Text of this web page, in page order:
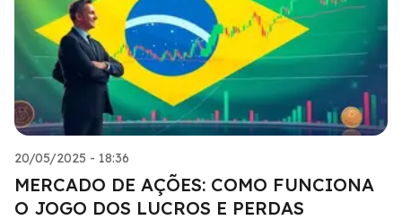
20/05/2025 - 18:36
MERCADO DE AÇÕES: COMO FUNCIONA
O JOGO DOS LUCROS E PERDAS